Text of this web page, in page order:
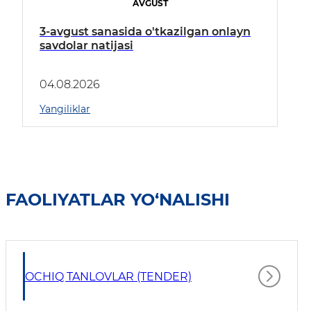
AVGUST
3-avgust sanasida o'tkazilgan onlayn
savdolar natijasi
04.08.2026
Yangiliklar
FAOLIYATLAR YO‘NALISHI
OCHIQ TANLOVLAR (TENDER)